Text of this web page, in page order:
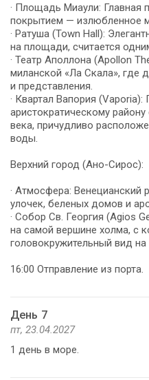
· Площадь Миаули:
покрытием — излюбленное
· Ратуша (Town Hall):
на площади, считается
· Театр Аполлона (Apollon
миланской «Ла Скала», где
и представления.
· Квартал Вапория (Vaporia):
аристократическому
века, причудливо
воды.
Верхний город (Ано-Сирос):
· Атмосфера: Венецианский
улочек, беленых домов и
· Собор Св. Георгия (Agios
на самой вершине холма, с
головокружительный вид
16:00 Отправление из порта.
День 7
пт, 23.04.2027
1 день в море.